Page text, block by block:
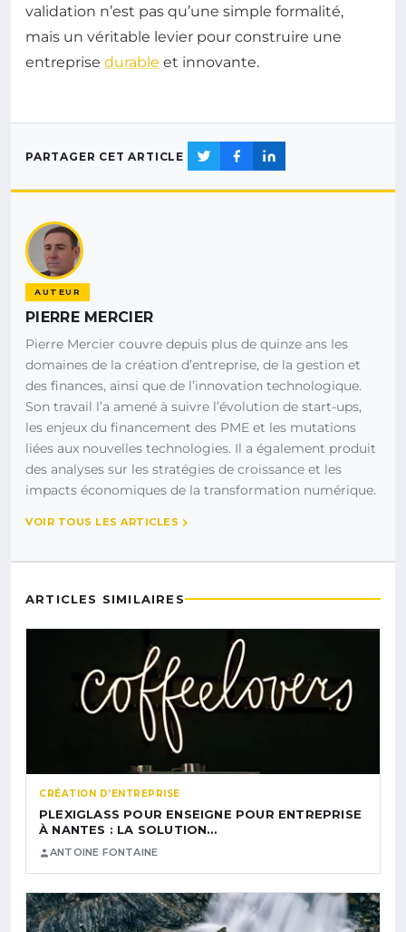
validation n’est pas qu’une simple formalité,
mais un véritable levier pour construire une
entreprise durable et innovante.
PARTAGER CET ARTICLE
AUTEUR
PIERRE MERCIER
Pierre Mercier couvre depuis plus de quinze ans les
domaines de la création d’entreprise, de la gestion et
des finances, ainsi que de l’innovation technologique.
Son travail l’a amené à suivre l’évolution de start-ups,
les enjeux du financement des PME et les mutations
liées aux nouvelles technologies. Il a également produit
des analyses sur les stratégies de croissance et les
impacts économiques de la transformation numérique.
VOIR TOUS LES ARTICLES
ARTICLES SIMILAIRES
CRÉATION D’ENTREPRISE
PLEXIGLASS POUR ENSEIGNE POUR ENTREPRISE
À NANTES : LA SOLUTION…
ANTOINE FONTAINE